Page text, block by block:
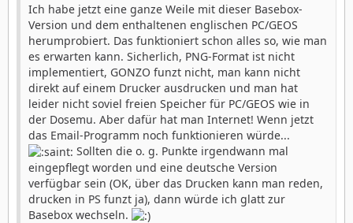
Ich habe jetzt eine ganze Weile mit dieser Basebox-
Version und dem enthaltenen englischen PC/GEOS
herumprobiert. Das funktioniert schon alles so, wie man
es erwarten kann. Sicherlich, PNG-Format ist nicht
implementiert, GONZO funzt nicht, man kann nicht
direkt auf einem Drucker ausdrucken und man hat
leider nicht soviel freien Speicher für PC/GEOS wie in
der Dosemu. Aber dafür hat man Internet! Wenn jetzt
das Email-Programm noch funktionieren würde...
Sollten die o. g. Punkte irgendwann mal
eingepflegt worden und eine deutsche Version
verfügbar sein (OK, über das Drucken kann man reden,
drucken in PS funzt ja), dann würde ich glatt zur
Basebox wechseln.